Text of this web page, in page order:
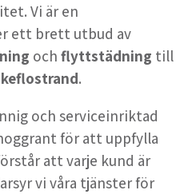
Vi är en
ett brett utbud av
ochflyttstädning till
.
och serviceinriktad
för att uppfylla
att varje kund är
vi våra tjänster för